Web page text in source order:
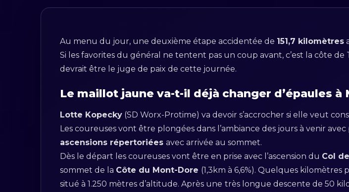
Au menu du jour, une deuxième étape accidentée de 151,7 kilomètres
Si les favorites du général ne tentent pas un coup avant, c’est la côte
devrait être le juge de paix de cette journée.
Le maillot jaune va-t-il déjà changer d’épaules à
Lotte Kopecky (SD Worx-Protime) va devoir s’accrocher si elle veut
Les coureuses vont être plongées dans l’ambiance des jours à venir
ascensions répertoriéesavec arrivée au sommet.
Dès le départ les coureuses vont être en prise avec l’ascension du Col
sommet de la Côte du Mont-Dore (1,3km à 6,6%). Quelques kilomètres
situé à 1.250 mètres d’altitude. Après une très longue descente de 50